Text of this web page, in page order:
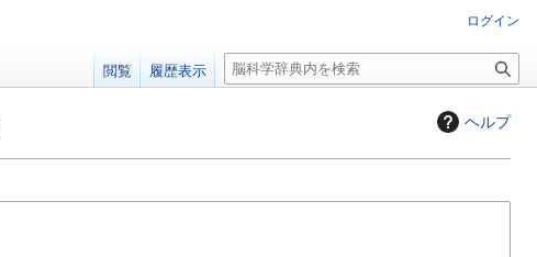
ヘルプ
ログイン
閲覧 履歴表示
検
索